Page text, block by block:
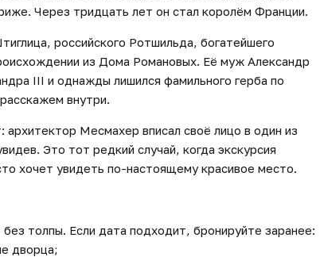
Через тридцать лет он стал королём Франции.
российского Ротшильда, богатейшего
из Дома Романовых. Её муж Александр
III и однажды лишился фамильного герба по
внутри.
Месмахер вписал своё лицо в один из
Это тот редкий случай, когда экскурсия
хочет увидеть по-настоящему красивое место.
толпы. Если дата подходит, бронируйте заранее:
дворца;